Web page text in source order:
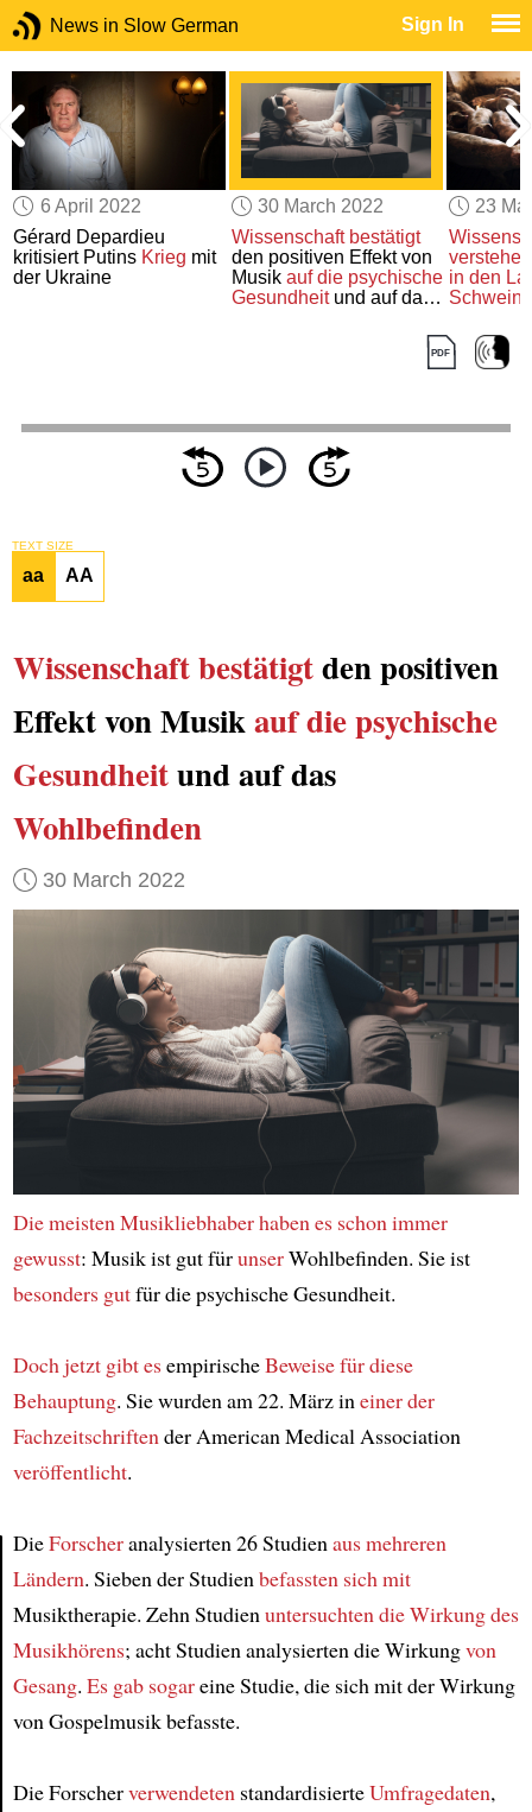
News in Slow German Sign In
6 April 2022
Gérard Depardieu
kritisiert Putins Krieg mit
der Ukraine
30 March 2022
Wissenschaft bestätigt
den positiven Effekt von
Musik auf die psychische
Gesundheitund auf das
23
verstehen
in den
Article
TEXT SIZE
aa AA
Wissenschaft bestätigtden positiven
Effekt von Musikauf die psychische
Gesundheitund auf das
Wohlbefinden
30 March 2022
Die meisten Musikliebhaberhaben es schon immer
gewusst: Musik ist gut fürunserWohlbefinden. Sie ist
besonders gutfür die psychische Gesundheit.
Doch jetzt gibt esempirischeBeweisefür diese
Behauptung. Sie wurden am 22. März ineiner der
Fachzeitschriftender American Medical Association
veröffentlicht.
DieForscheranalysierten 26 Studienaus mehreren
Ländern. Sieben der Studienbefassten sich mit
Musiktherapie. Zehn Studienuntersuchten die Wirkungdes
Musikhörens; acht Studien analysierten die Wirkungvon
Gesang. Es gab sogareine Studie, die sich mit der Wirkung
von Gospelmusik befasste.
Die ForscherverwendetenstandardisierteUmfragedaten,